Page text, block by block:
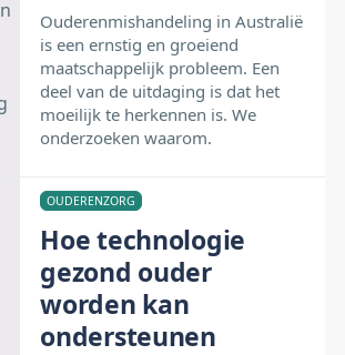
Ouderenmishandeling in Australië
is een ernstig en groeiend
maatschappelijk probleem. Een
deel van de uitdaging is dat het
moeilijk te herkennen is. We
onderzoeken waarom.
OUDERENZORG
Hoe technologie
gezond ouder
worden kan
ondersteunen